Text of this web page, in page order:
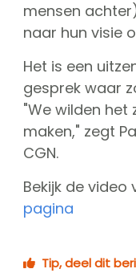
mensen
naar hun visie
Het is een
gesprek waar
"We wilden
maken," zegt
CGN.
Bekijk de video
pagina
Tip, deel dit